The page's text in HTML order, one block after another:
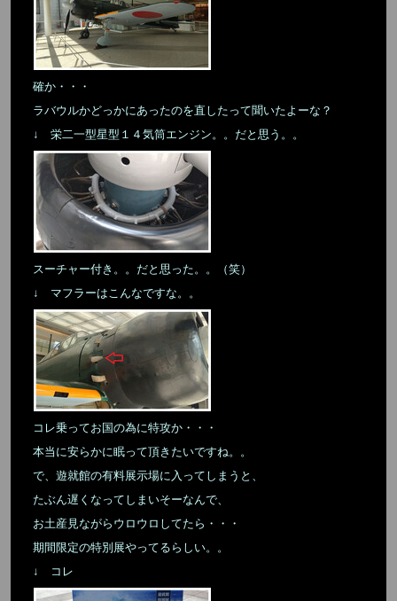
確か・・・
ラバウルかどっかにあったのを直したって聞いたよーな？
↓ 栄二一型星型１４気筒エンジン。。だと思う。。
スーチャー付き。。だと思った。。（笑）
↓ マフラーはこんなですな。。
コレ乗ってお国の為に特攻か・・・
本当に安らかに眠って頂きたいですね。。
で、遊就館の有料展示場に入ってしまうと、
たぶん遅くなってしまいそーなんで、
お土産見ながらウロウロしてたら・・・
期間限定の特別展やってるらしい。。
↓ コレ